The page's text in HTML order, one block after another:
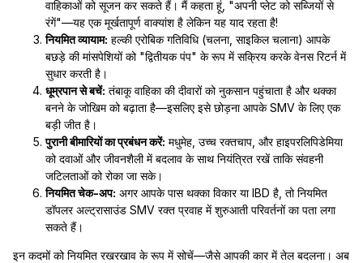
वाहिकाओं को सूजन कर सकते हैं। मैं कहता हूं, "अपनी प्लेट को सब्जियों से
रंगें"—यह एक मूर्खतापूर्ण वाक्यांश है लेकिन यह याद रहता है!
नियमित व्यायाम: हल्की एरोबिक गतिविधि (चलना, साइकिल चलाना) आपके
बछड़े की मांसपेशियों को "द्वितीयक पंप" के रूप में सक्रिय करके वेनस रिटर्न में
सुधार करती है।
धूम्रपान से बचें: तंबाकू वाहिका की दीवारों को नुकसान पहुंचाता है और थक्का
बनने के जोखिम को बढ़ाता है—इसलिए इसे छोड़ना आपके SMV के लिए एक
बड़ी जीत है।
पुरानी बीमारियों का प्रबंधन करें: मधुमेह, उच्च रक्तचाप, और हाइपरलिपिडेमिया
को दवाओं और जीवनशैली में बदलाव के साथ नियंत्रित रखें ताकि संवहनी
जटिलताओं को रोका जा सके।
नियमित चेक-अप: अगर आपके पास थक्का विकार या IBD है, तो नियमित
डॉपलर अल्ट्रासाउंड SMV रक्त प्रवाह में शुरुआती परिवर्तनों का पता लगा
सकते हैं।
इन कदमों को नियमित रखरखाव के रूप में सोचें—जैसे आपकी कार में तेल बदलना। अब